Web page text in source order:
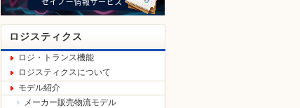
ロジスティクス
ロジ・トランス機能
ロジスティクスについて
モデル紹介
メーカー販売物流モデル